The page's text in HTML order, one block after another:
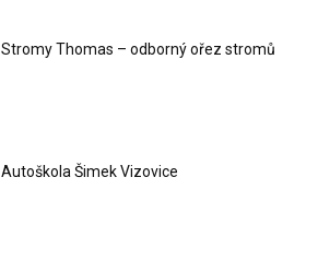
Stromy Thomas – odborný ořez stromů
Autoškola Šimek Vizovice